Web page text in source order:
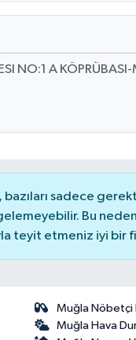
NO:1 A KÖPRÜBASI-
sadece
Bu
teyit etmeniz iyi bir
Muğla Nöbetçi
Muğla Hava